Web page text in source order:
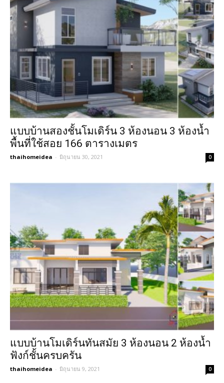
แบบบ้านสองชั้นโมเดิร์น 3 ห้องนอน 3 ห้องน้ำ
พื้นที่ใช้สอย 166 ตารางเมตร
thaihomeidea - มิถุนายน 30, 2021 0
แบบบ้านโมเดิร์นทันสมัย 3 ห้องนอน 2 ห้องน้ำ
ฟังก์ชั้นครบครัน
thaihomeidea - มิถุนายน 9, 2021 0